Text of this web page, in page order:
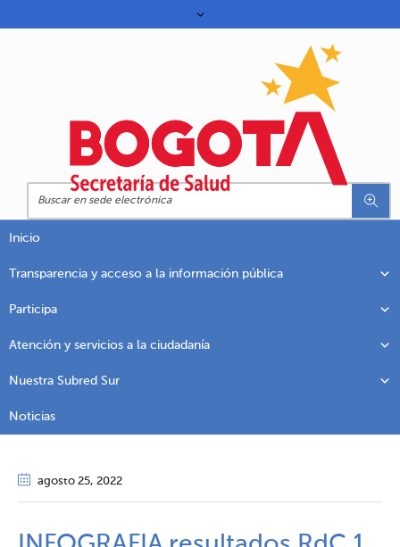
Inicio
Transparencia y acceso a la información pública
Participa
Atención y servicios a la ciudadanía
Nuestra Subred Sur
Noticias
agosto 25, 2022